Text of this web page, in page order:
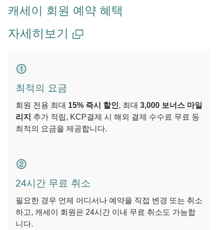
캐세이 회원 예약 혜택
자세히보기
최적의 요금
회원 전용 최대 15% 즉시 할인, 최대 3,000 보너스 마일
리지 추가 적립, KCP결제 시 해외 결제 수수료 무료 등
최적의 요금을 제공합니다.
24시간 무료 취소
필요한 경우 언제 어디서나 예약을 직접 변경 또는 취소
하고, 캐세이 회원은 24시간 이내 무료 취소도 가능합
니다.